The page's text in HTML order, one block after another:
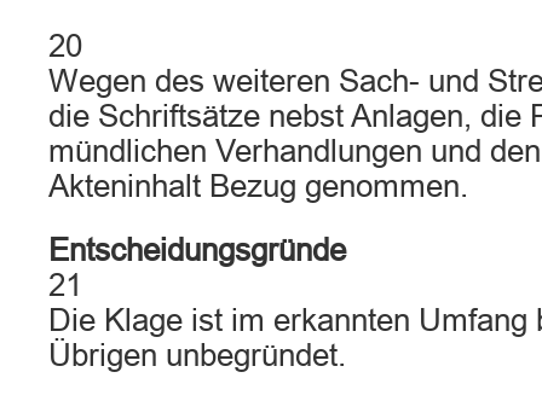
20
Wegen des weiteren Sach- und
die Schriftsätze nebst Anlagen, die
mündlichen Verhandlungen und
Akteninhalt Bezug genommen.
Entscheidungsgründe
21
Die Klage ist im erkannten Umfang
Übrigen unbegründet.